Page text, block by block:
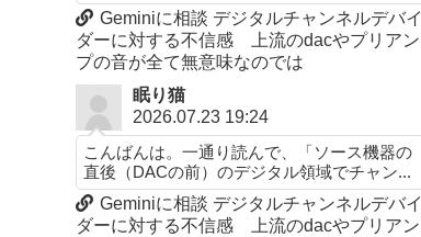
Geminiに相談 デジタルチャンネルデバイ
ダーに対する不信感 上流のdacやプリアン
プの音が全て無意味なのでは
眠り猫
2026.07.23 19:24
こんばんは。一通り読んで、「ソース機器の
直後（DACの前）のデジタル領域でチャン...
Geminiに相談 デジタルチャンネルデバイ
ダーに対する不信感 上流のdacやプリアン